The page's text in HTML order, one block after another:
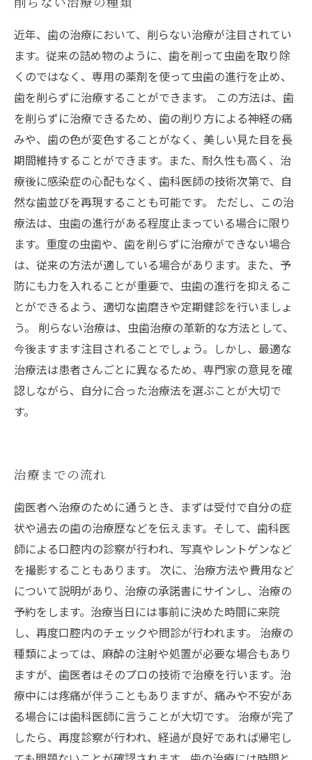
近年、歯の治療において、削らない治療が注目されてい
ます。従来の詰め物のように、歯を削って虫歯を取り除
くのではなく、専用の薬剤を使って虫歯の進行を止め、
歯を削らずに治療することができます。 この方法は、歯
を削らずに治療できるため、歯の削り方による神経の痛
みや、歯の色が変色することがなく、美しい見た目を長
期間維持することができます。また、耐久性も高く、治
療後に感染症の心配もなく、歯科医師の技術次第で、自
然な歯並びを再現することも可能です。 ただし、この治
療法は、虫歯の進行がある程度止まっている場合に限り
ます。重度の虫歯や、歯を削らずに治療ができない場合
は、従来の方法が適している場合があります。また、予
防にも力を入れることが重要で、虫歯の進行を抑えるこ
とができるよう、適切な歯磨きや定期健診を行いましょ
う。 削らない治療は、虫歯治療の革新的な方法として、
今後ますます注目されることでしょう。しかし、最適な
治療法は患者さんごとに異なるため、専門家の意見を確
認しながら、自分に合った治療法を選ぶことが大切で
す。
治療までの流れ
歯医者へ治療のために通うとき、まずは受付で自分の症
状や過去の歯の治療歴などを伝えます。そして、歯科医
師による口腔内の診察が行われ、写真やレントゲンなど
を撮影することもあります。 次に、治療方法や費用など
について説明があり、治療の承諾書にサインし、治療の
予約をします。治療当日には事前に決めた時間に来院
し、再度口腔内のチェックや問診が行われます。 治療の
種類によっては、麻酔の注射や処置が必要な場合もあり
ますが、歯医者はそのプロの技術で治療を行います。治
療中には疼痛が伴うこともありますが、痛みや不安があ
る場合には歯科医師に言うことが大切です。 治療が完了
したら、再度診察が行われ、経過が良好であれば帰宅し